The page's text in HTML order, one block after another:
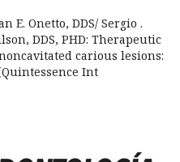
E. Onetto, DDS/ Sergio .
DDS, PHD: Therapeutic
carious lesions:
Int